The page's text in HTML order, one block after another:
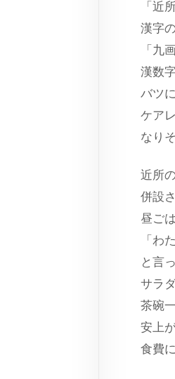
「近
漢字
「九
漢数
バツ
ケア
なり
近所
併設
昼ご
「わ
と言
サラ
茶碗
安上
食費